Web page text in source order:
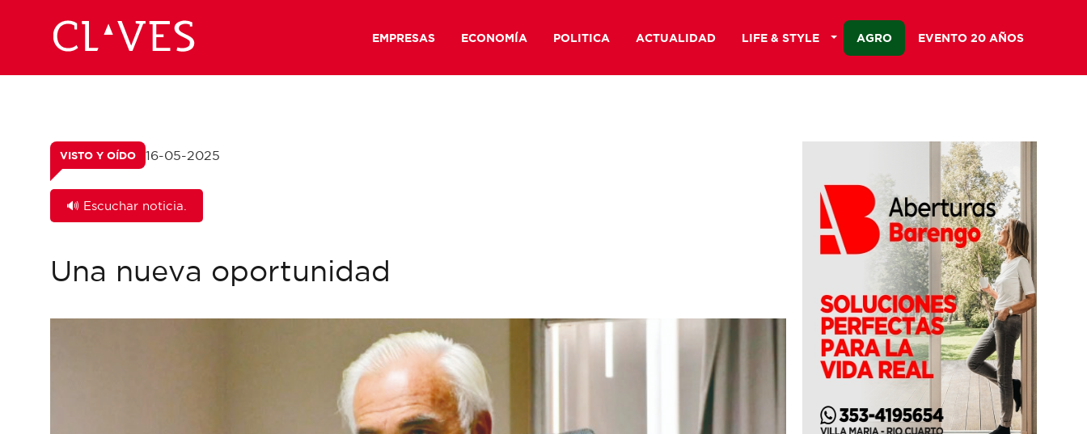
EMPRESAS ECONOMÍA POLITICA ACTUALIDAD LIFE & STYLE AGRO EVENTO 20 AÑOS
VISTO Y OÍDO 16-05-2025
🔊 Escuchar noticia.
Una nueva oportunidad